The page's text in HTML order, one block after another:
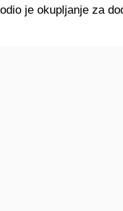
je okupljanje za